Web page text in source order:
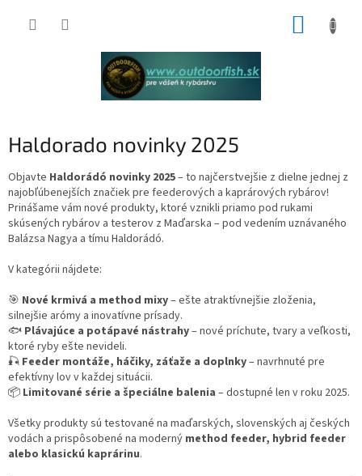
Haldorado novinky 2025
Objavte Haldorádó novinky 2025– to najčerstvejšie z dielne jednej z
najobľúbenejších značiek pre feederových a kaprárových rybárov!
Prinášame vám nové produkty, ktoré vznikli priamo pod rukami
skúsených rybárov a testerov z Maďarska – pod vedením uznávaného
Balázsa Nagya a tímu Haldorádó.
V kategórii nájdete:
🎯 Nové krmivá a method mixy– ešte atraktívnejšie zloženia,
silnejšie arómy a inovatívne prísady.
🐟 Plávajúce a potápavé nástrahy– nové príchute, tvary a veľkosti,
ktoré ryby ešte nevideli.
🎣 Feeder montáže, háčiky, záťaže a doplnky– navrhnuté pre
efektívny lov v každej situácii.
📦 Limitované série a špeciálne balenia – dostupné len v roku 2025.
Všetky produkty sú testované na maďarských, slovenských aj českých
vodách a prispôsobené na moderný method feeder, hybrid feeder
alebo klasickú kaprárinu.